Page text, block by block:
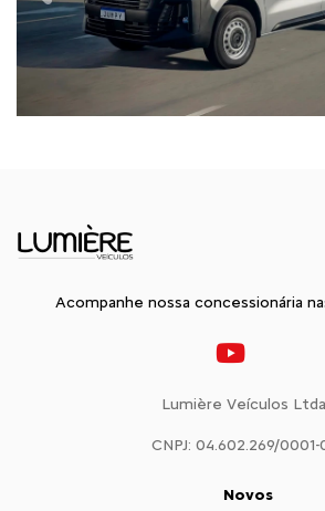
Acompanhe nossa concessionária
Lumière Veículos
CNPJ: 04.602.269/0001-
Novos